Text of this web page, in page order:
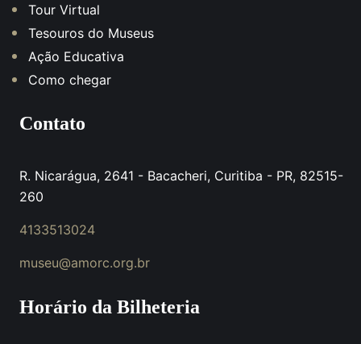
Tour Virtual
Tesouros do Museus
Ação Educativa
Como chegar
Contato
R. Nicarágua, 2641 - Bacacheri, Curitiba - PR, 82515-
260
4133513024
museu@amorc.org.br
Horário da Bilheteria